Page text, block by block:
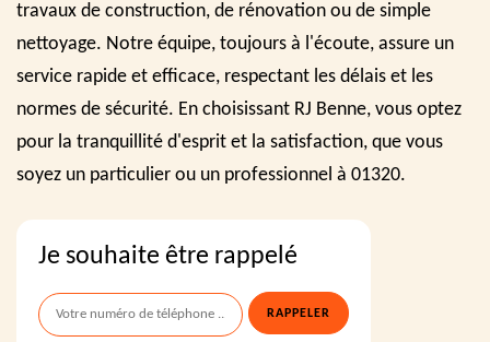
travaux de construction, de rénovation ou de simple
nettoyage. Notre équipe, toujours à l'écoute, assure un
service rapide et efficace, respectant les délais et les
normes de sécurité. En choisissant RJ Benne, vous optez
pour la tranquillité d'esprit et la satisfaction, que vous
soyez un particulier ou un professionnel à 01320.
Je souhaite être rappelé